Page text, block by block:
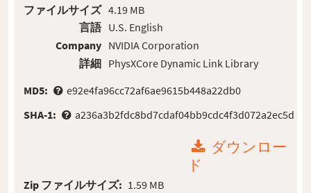
ファイルサイズ
言語
Company
詳細
4.19 MB
U.S. English
NVIDIA Corporation
PhysXCore Dynamic Link Library
MD5:
e92e4fa96cc72af6ae9615b448a22db0
SHA-1:
a236a3b2fdc8bd7cdaf04bb9cdc4f3d072a2ec5d
ダウンロー
ド
Zip ファイルサイズ: 1.59 MB